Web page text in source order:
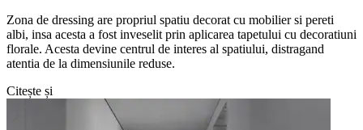
Zona de dressing are propriul spatiu decorat cu mobilier si pereti
albi, insa acesta a fost inveselit prin aplicarea tapetului cu decoratiuni
florale. Acesta devine centrul de interes al spatiului, distragand
atentia de la dimensiunile reduse.
Citește și